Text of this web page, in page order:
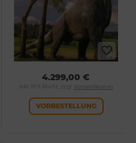
4.299,00 €
inkl. 19 % MwSt. zzgl. Versandkosten
VORBESTELLUNG